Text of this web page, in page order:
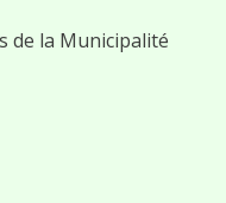
de la Municipalité